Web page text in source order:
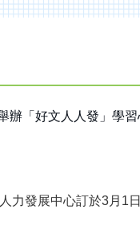
「好文人人發」學
力發展中心訂於3月